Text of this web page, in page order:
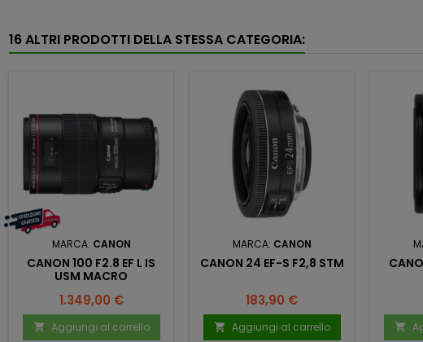
16 ALTRI PRODOTTI DELLA STESSA CATEGORIA:
MARCA: CANON
CANON 100 F2.8 EF L IS
USM MACRO
Prezzo
1.349,00 €
 Aggiungi al carrello
MARCA: CANON
CANON 24 EF-S F2,8 STM
Prezzo
183,90 €
 Aggiungi al carrello 